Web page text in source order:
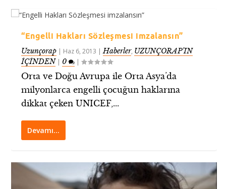
“Engelli Hakları Sözleşmesi imzalansın”
Uzunçorap | Haz 6, 2013 |Haberler, UZUNÇORAP’IN
İÇİNDEN| 0 |
Orta ve Doğu Avrupa ile Orta Asya’da
milyonlarca engelli çocuğun haklarına
dikkat çeken UNICEF,...
Devamı…